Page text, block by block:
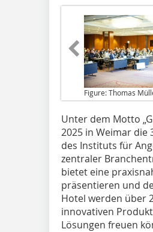
Figure: Thomas
Unter dem Motto
2025 in Weimar die
des Instituts für
zentraler
bietet eine
präsentieren und
Hotel werden über
innovativen
Lösungen freuen